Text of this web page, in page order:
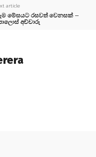
article
මේසයට රසවත් වෙනසක් –
අච්චාරු